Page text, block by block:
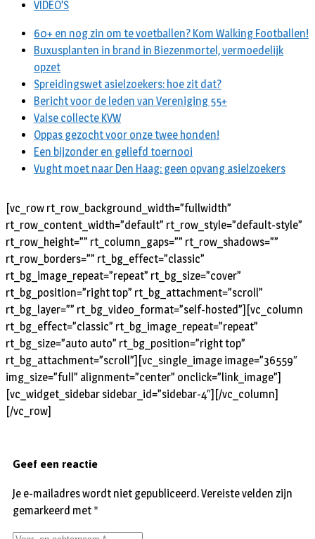
VIDEO’S
60+ en nog zin om te voetballen? Kom Walking Footballen!
Buxusplanten in brand in Biezenmortel, vermoedelijk
opzet
Spreidingswet asielzoekers: hoe zit dat?
Bericht voor de leden van Vereniging 55+
Valse collecte KVW
Oppas gezocht voor onze twee honden!
Een bijzonder en geliefd toernooi
Vught moet naar Den Haag: geen opvang asielzoekers
[vc_row rt_row_background_width=”fullwidth”
rt_row_content_width=”default” rt_row_style=”default-style”
rt_row_height=”” rt_column_gaps=”” rt_row_shadows=””
rt_row_borders=”” rt_bg_effect=”classic”
rt_bg_image_repeat=”repeat” rt_bg_size=”cover”
rt_bg_position=”right top” rt_bg_attachment=”scroll”
rt_bg_layer=”” rt_bg_video_format=”self-hosted”][vc_column
rt_bg_effect=”classic” rt_bg_image_repeat=”repeat”
rt_bg_size=”auto auto” rt_bg_position=”right top”
rt_bg_attachment=”scroll”][vc_single_image image=”36559″
img_size=”full” alignment=”center” onclick=”link_image”]
[vc_widget_sidebar sidebar_id=”sidebar-4″][/vc_column]
[/vc_row]
Geef een reactie
Je e-mailadres wordt niet gepubliceerd.Vereiste velden zijn
gemarkeerd met *